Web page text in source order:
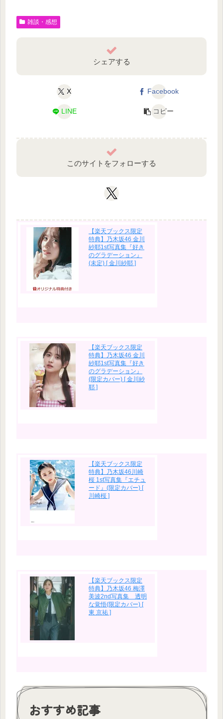
雑談・感想
シェアする
X Facebook
LINE コピー
このサイトをフォローする
【楽天ブックス限定
特典】乃木坂46 金川
紗耶1st写真集『好き
のグラデーション』
(未定) [ 金川紗耶 ]
【楽天ブックス限定
特典】乃木坂46 金川
紗耶1st写真集『好き
のグラデーション』
(限定カバー) [ 金川紗
耶 ]
【楽天ブックス限定
特典】乃木坂46川崎
桜 1st写真集『エチュ
ード』(限定カバー) [
川崎桜 ]
【楽天ブックス限定
特典】乃木坂46 梅澤
美波2nd写真集 透明
な覚悟(限定カバー) [
東 京祐 ]
おすすめ記事